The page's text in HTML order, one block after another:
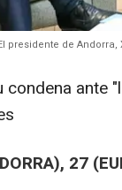
presidente de
condena ante
27